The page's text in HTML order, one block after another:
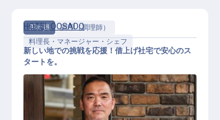
正社員
調理（調理師）
料理長・マネージャー・シェフ
HOTEL OOSADO
新しい地での挑戦を応援！借上げ社宅で安心のス
タートを。